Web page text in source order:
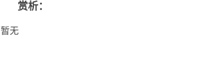
赏析：
暂无